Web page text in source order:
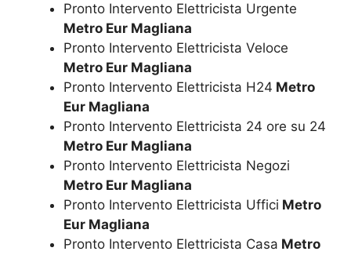
Pronto Intervento Elettricista Urgente
Metro Eur Magliana
Pronto Intervento Elettricista Veloce
Metro Eur Magliana
Pronto Intervento Elettricista H24 Metro
Eur Magliana
Pronto Intervento Elettricista 24 ore su 24
Metro Eur Magliana
Pronto Intervento Elettricista Negozi
Metro Eur Magliana
Pronto Intervento Elettricista Uffici Metro
Eur Magliana
Pronto Intervento Elettricista Casa Metro